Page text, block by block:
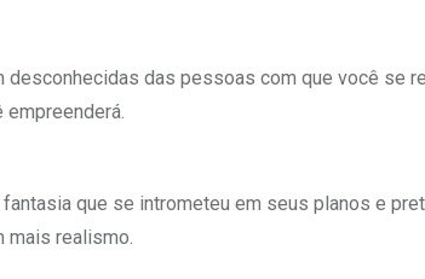
das pessoas com que você se
que se intrometeu em seus planos e
mais realismo.